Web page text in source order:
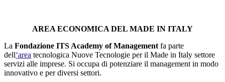
AREA ECONOMICA DEL MADE IN ITALY
La Fondazione ITS Academy of Management fa parte
dell‘area tecnologica Nuove Tecnologie per il Made in Italy settore
servizi alle imprese. Si occupa di potenziare il management in modo
innovativo e per diversi settori.